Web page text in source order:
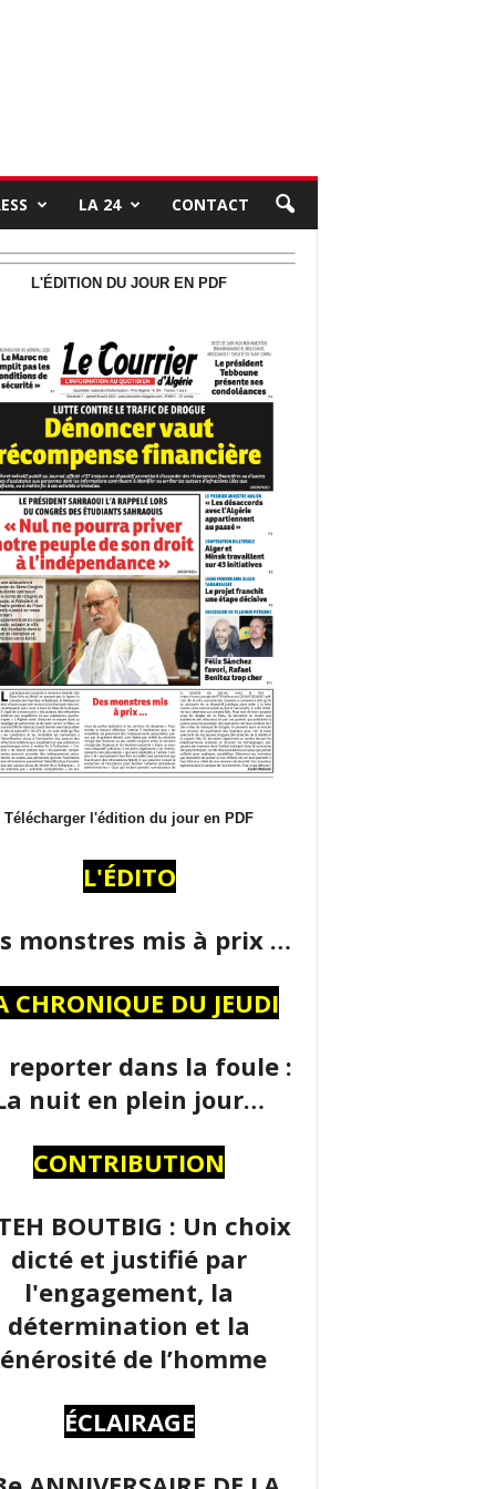
LA 24 CONTACT
L'ÉDITION DU JOUR EN PDF
Télécharger l'édition du jour en PDF
L'ÉDITO
monstres mis à prix …
CHRONIQUE DU JEUDI
reporter dans la foule :
nuit en plein jour…
CONTRIBUTION
BOUTBIG : Un choix
dicté et justifié par
l'engagement, la
détermination et la
de l’homme
ÉCLAIRAGE